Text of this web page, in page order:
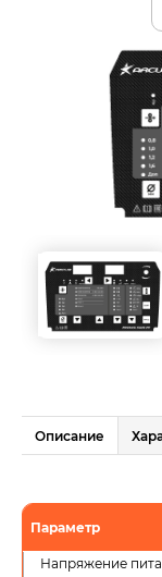
Описание
Параметр
Напряжение